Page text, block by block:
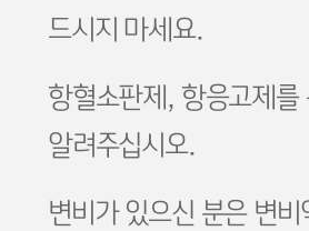
드시지 마세요.
항혈소판제, 항응고제
알려주십시오.
변비가 있으신 분은 변